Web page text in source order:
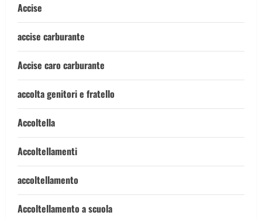
Accise
accise carburante
Accise caro carburante
accolta genitori e fratello
Accoltella
Accoltellamenti
accoltellamento
Accoltellamento a scuola